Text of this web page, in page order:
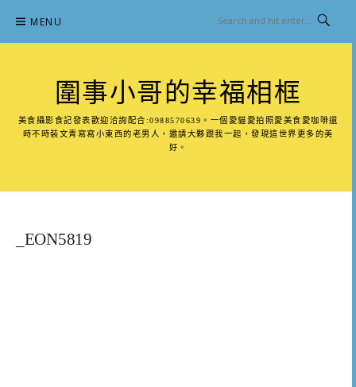
content
MENU
圍事小哥的幸福相框
美食攝影食記發表歡迎洽詢配合:0988570639。一個愛貓愛拍照愛美食愛咖啡還
時不時裝文青寫寫小東西的老男人，邀請大夥跟我一起，發現這世界更多的美
好。
_EON5819